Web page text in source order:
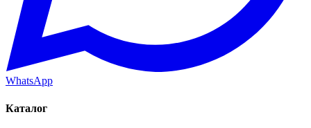
WhatsApp
Каталог